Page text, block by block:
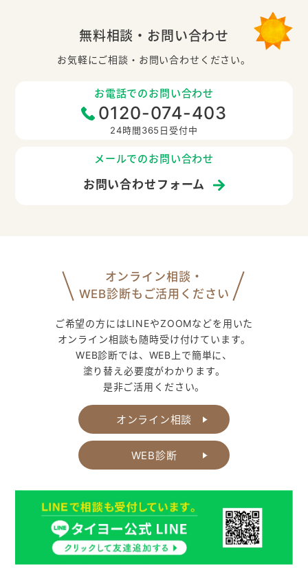
無料相談・お問い合わせ
お気軽にご相談・お問い合わせください。
お電話でのお問い合わせ
0120-074-403
24時間365日受付中
メールでのお問い合わせ
お問い合わせフォーム
オンライン相談・
WEB診断もご活用ください
ご希望の方にはLINEやZOOMなどを用いた
オンライン相談も随時受け付けています。
WEB診断では、WEB上で簡単に、
塗り替え必要度がわかります。
是非ご活用ください。
オンライン相談
WEB診断